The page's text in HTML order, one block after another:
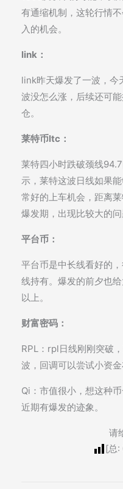
有通缩机制，这轮行情
入的机会。
link：
link昨天爆发了一波，
波没怎么涨，后续还可
仓。
莱特币ltc：
莱特四小时跌破颈线
示，莱特这波日线如果
常好的上车机会，距离
爆发期，出现比较大的
平台币：
平台币是中长线看好的
线持有。爆发的前夕也
以上。
财富密码：
RPL：rpl日线刚刚突破
波，回调可以尝试小资
Qi：市值很小，想这种
近期有爆发的迹象。
请
[总: